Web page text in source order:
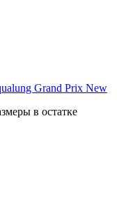
Grand Prix New
в остатке